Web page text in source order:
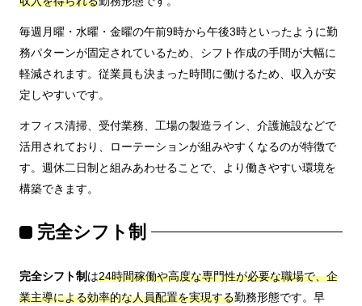
毎週月曜・水曜・金曜の午前9時から午後3時といったように勤
務パターンが固定されているため、シフト作成の手間が大幅に
軽減されます。従業員も決まった時間に働けるため、収入が安
定しやすいです。
オフィス清掃、受付業務、工場の製造ライン、介護施設などで
活用されており、ローテーションが組みやすくなるのが特徴で
す。週休二日制と組みあわせることで、より働きやすい環境を
構築できます。
完全シフト制
完全シフト制は24時間稼働や高度な専門性が必要な職場で、企
業主導による効率的な人員配置を実現する勤務形態です。早